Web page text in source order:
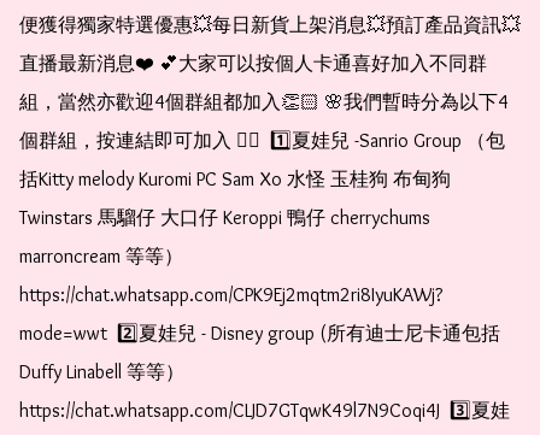
便獲得獨家特選優惠💥每日新貨上架消息💥預訂產品資訊💥
直播最新消息❤️ 💕大家可以按個人卡通喜好加入不同群
組，當然亦歡迎4個群組都加入👏🏻 🌸我們暫時分為以下4
個群組，按連結即可加入 👇🏻  1️⃣夏娃兒 -Sanrio Group （包
括Kitty melody Kuromi PC Sam Xo 水怪 玉桂狗 布甸狗
Twinstars 馬騮仔 大口仔 Keroppi 鴨仔 cherrychums
marroncream 等等）
https://chat.whatsapp.com/CPK9Ej2mqtm2ri8IyuKAWj?
mode=wwt  2️⃣夏娃兒 - Disney group (所有迪士尼卡通包括
Duffy Linabell 等等）
https://chat.whatsapp.com/CLJD7GTqwK49l7N9Coqi4J  3️⃣夏娃